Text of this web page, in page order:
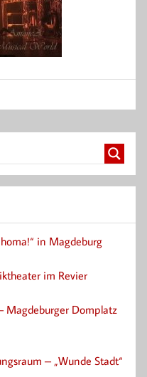
in Magdeburg
im Revier
Magdeburger Domplatz
– „Wunde Stadt“